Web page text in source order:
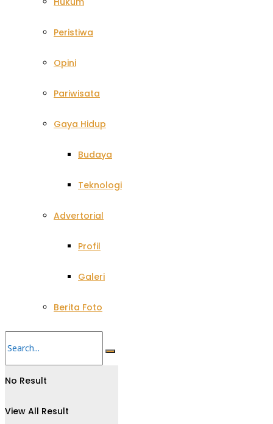
Peristiwa
Opini
Pariwisata
Gaya Hidup
Budaya
Teknologi
Advertorial
Profil
Galeri
Berita Foto
No Result
View All Result